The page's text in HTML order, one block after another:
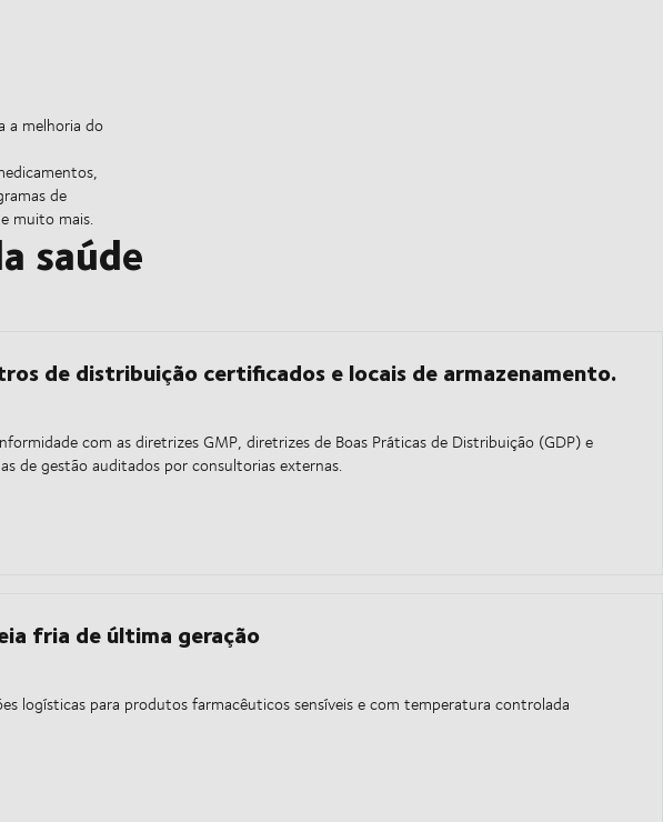
a melhoria do
de
muito mais.
saúde
de distribuição certificados e locais de armazenamento.
com as diretrizes GMP, diretrizes de Boas Práticas de Distribuição (GDP) e
de gestão auditados por consultorias externas.
fria de última geração
logísticas para produtos farmacêuticos sensíveis e com temperatura controlada